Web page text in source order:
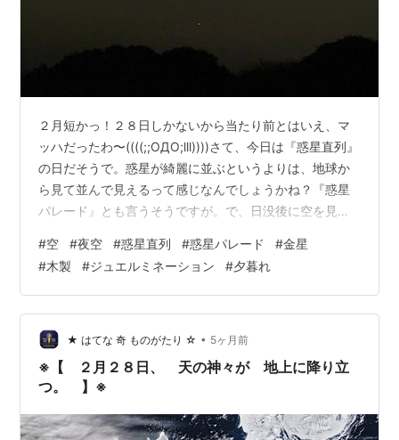
２月短かっ！２８日しかないから当たり前とはいえ、マ
ッハだったわ〜((((;;OДO;lll))))さて、今日は『惑星直列』
の日だそうで。惑星が綺麗に並ぶというよりは、地球か
ら見て並んで見えるって感じなんでしょうかね？『惑星
パレード』とも言うそうですが。で、日没後に空を見て
木星。 肉眼ではムリでも、カメラの画像の中に写るかも
って期待しましたが、他の星はさっぱり見つけられず。
とりあえず、寒い日じゃなくて良かったです。３月３日
の皆既月食はお天気が悪そうなので絶望的ですね。あま
りに写真が寂しい『今月の空』なので、惑星パレード以
上にピカピカ光っていたジ…
#空 #夜空 #惑星直列 #惑星パレード #金星
#木製 #ジュエルミネーション #夕暮れ
★ はてな 奇 ものがたり ☆ • 5ヶ月前
※【 ２月２８日、 天の神々が 地上に降り立
つ。 】※